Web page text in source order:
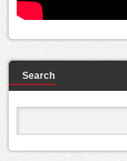
Search